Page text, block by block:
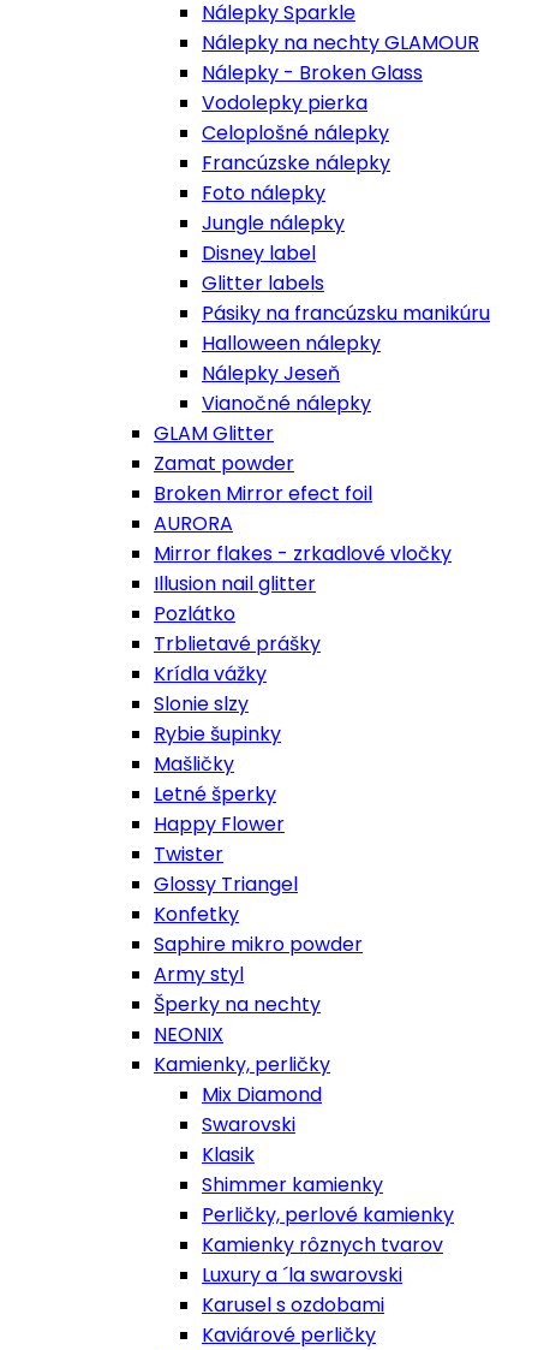
Nálepky Sparkle
Nálepky na nechty GLAMOUR
Nálepky - Broken Glass
Vodolepky pierka
Celoplošné nálepky
Francúzske nálepky
Foto nálepky
Jungle nálepky
Disney label
Glitter labels
Pásiky na francúzsku manikúru
Halloween nálepky
Nálepky Jeseň
Vianočné nálepky
GLAM Glitter
Zamat powder
Broken Mirror efect foil
AURORA
Mirror flakes - zrkadlové vločky
Illusion nail glitter
Pozlátko
Trblietavé prášky
Krídla vážky
Slonie slzy
Rybie šupinky
Mašličky
Letné šperky
Happy Flower
Twister
Glossy Triangel
Konfetky
Saphire mikro powder
Army styl
Šperky na nechty
NEONIX
Kamienky, perličky
Mix Diamond
Swarovski
Klasik
Shimmer kamienky
Perličky, perlové kamienky
Kamienky rôznych tvarov
Luxury a ´la swarovski
Karusel s ozdobami
Kaviárové perličky